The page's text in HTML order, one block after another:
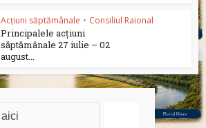
Acțiuni săptămânale • Consiliul Raional
Principalele acțiuni
săptămânale 27 iulie – 02
august...